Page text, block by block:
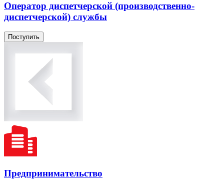
Оператор диспетчерской (производственно-
диспетчерской) службы
Поступить
Предпринимательство